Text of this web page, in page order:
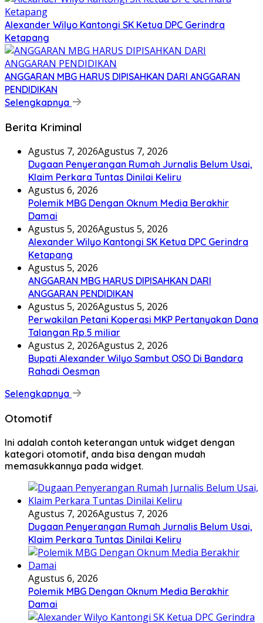
Alexander Wilyo Kantongi SK Ketua DPC Gerindra
Ketapang
ANGGARAN MBG HARUS DIPISAHKAN DARI ANGGARAN
PENDIDIKAN
Selengkapnya
Berita Kriminal
Agustus 7, 2026Agustus 7, 2026
Dugaan Penyerangan Rumah Jurnalis Belum Usai,
Klaim Perkara Tuntas Dinilai Keliru
Agustus 6, 2026
Polemik MBG Dengan Oknum Media Berakhir
Damai
Agustus 5, 2026Agustus 5, 2026
Alexander Wilyo Kantongi SK Ketua DPC Gerindra
Ketapang
Agustus 5, 2026
ANGGARAN MBG HARUS DIPISAHKAN DARI
ANGGARAN PENDIDIKAN
Agustus 5, 2026Agustus 5, 2026
Perwakilan Petani Koperasi MKP Pertanyakan Dana
Talangan Rp.5 miliar
Agustus 2, 2026Agustus 2, 2026
Bupati Alexander Wilyo Sambut OSO Di Bandara
Rahadi Oesman
Selengkapnya
Otomotif
Ini adalah contoh keterangan untuk widget dengan
kategori otomotif, anda bisa dengan mudah
memasukkannya pada widget.
Agustus 7, 2026Agustus 7, 2026
Dugaan Penyerangan Rumah Jurnalis Belum Usai,
Klaim Perkara Tuntas Dinilai Keliru
Agustus 6, 2026
Polemik MBG Dengan Oknum Media Berakhir
Damai